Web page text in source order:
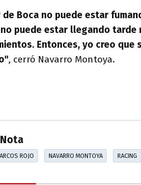
de Boca no puede estar
puede estar llegando tarde
Entonces, yo creo
, cerró Navarro Montoya.
ROJO NAVARRO MONTOYA RACING